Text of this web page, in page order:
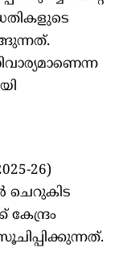
26)
ചെറുകിട